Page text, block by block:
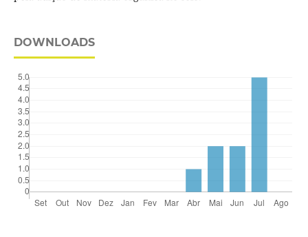
DOWNLOADS